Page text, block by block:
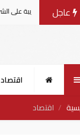
عاجل
على الشركات والأعمال
اقتصاد
اقتصاد